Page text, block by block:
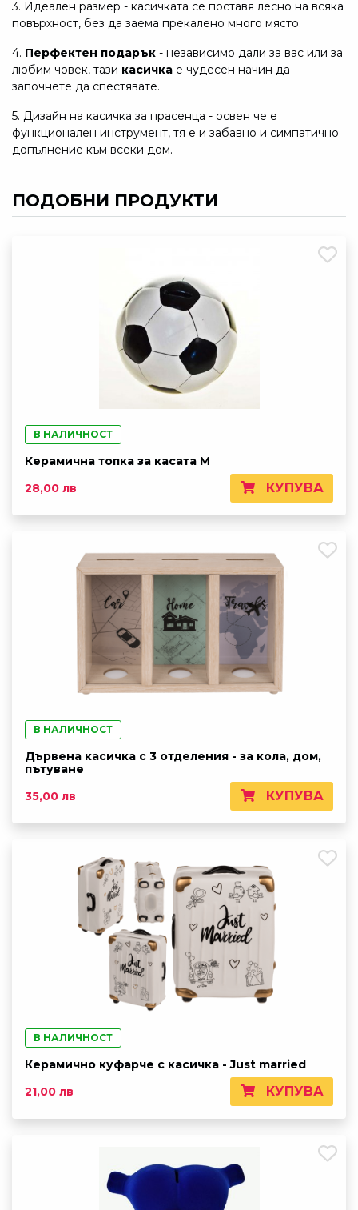
3. Идеален размер - касичката се поставя лесно на всяка
повърхност, без да заема прекалено много място.
4. Перфектен подарък - независимо дали за вас или за
любим човек, тази касичка е чудесен начин да
започнете да спестявате.
5. Дизайн на касичка за прасенца - освен че е
функционален инструмент, тя е и забавно и симпатично
допълнение към всеки дом.
ПОДОБНИ ПРОДУКТИ
В НАЛИЧНОСТ
Керамична топка за касата M
28,00 лв
КУПУВА
В НАЛИЧНОСТ
Дървена касичка с 3 отделения - за кола, дом,
пътуване
35,00 лв
КУПУВА
В НАЛИЧНОСТ
Керамично куфарче с касичка - Just married
21,00 лв
КУПУВА